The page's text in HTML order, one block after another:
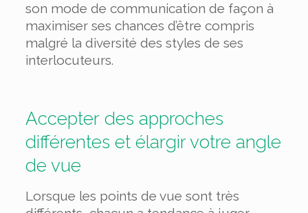
son mode de communication de façon à
maximiser ses chances d’être compris
malgré la diversité des styles de ses
interlocuteurs.
Accepter des approches
différentes et élargir votre angle
de vue
Lorsque les points de vue sont très